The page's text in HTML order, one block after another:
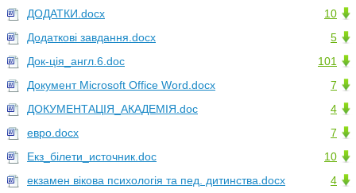
10
ДОДАТКИ.docx
5
Додаткові завдання.docx
101
Док-ція_англ.6.doc
7
Документ Microsoft Office Word.docx
4
ДОКУМЕНТАЦІЯ_АКАДЕМІЯ.doc
7
евро.docx
10
Екз_білети_источник.doc
4
екзамен вікова психологія та пед. дитинства.docx